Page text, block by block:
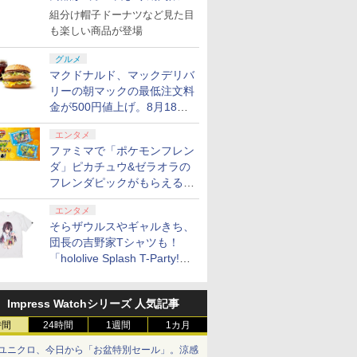
で発売
組分け帽子ドーナツなど見た目
も楽しい商品が登場
グルメ
マクドナルド、マックデリバ
リーの朝マックの最低注文料
金が500円値上げ。8月18日
より1,500円から受付
エンタメ
ファミマで「ポケモンフレン
ダ」ピカチュウ&ゼラオラの
フレンダピックがもらえるキ
ャンペーン開催！
エンタメ
そらザウルスやギャルきち、
団長の吉野家Tシャツも！
「hololive Splash T-Party!」
＆オンライン販売開始
Impress Watchシリーズ 人気記事
24時間 1週間 1カ月
ニクロ、今日から「お盆特別セール」。涼感